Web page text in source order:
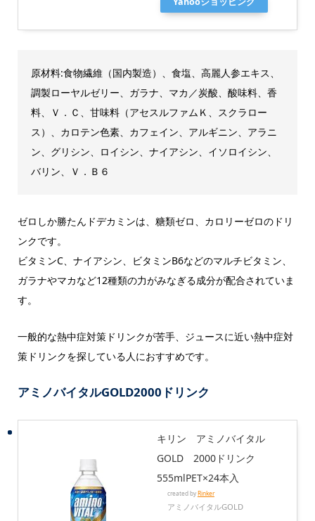
原材料:食物繊維（国内製造）、食塩、高麗人参エキス、
調製ローヤルゼリー、ガラナ、マカ／炭酸、酸味料、香
料、Ｖ．Ｃ、甘味料（アセスルファムＫ、スクラロー
ス）、カロテン色素、カフェイン、アルギニン、アラニ
ン、グリシン、ロイシン、ナイアシン、イソロイシン、
バリン、Ｖ．Ｂ６
ゼロしか勝たんドデカミンは、糖類ゼロ、カロリーゼロのドリ
ンクです。
ビタミンC、ナイアシン、ビタミンB6などのマルチビタミン、
ガラナやマカなど12種類の力がみなぎる成分が配合されていま
す。
一般的な熱中症対策ドリンクが苦手、ジュースに近い熱中症対
策ドリンクを探している人におすすめです。
アミノバイタルGOLD2000ドリンク
キリン アミノバイタル
GOLD 2000ドリンク
555mlPET×24本入
created byRinker
アミノバイタルGOLD